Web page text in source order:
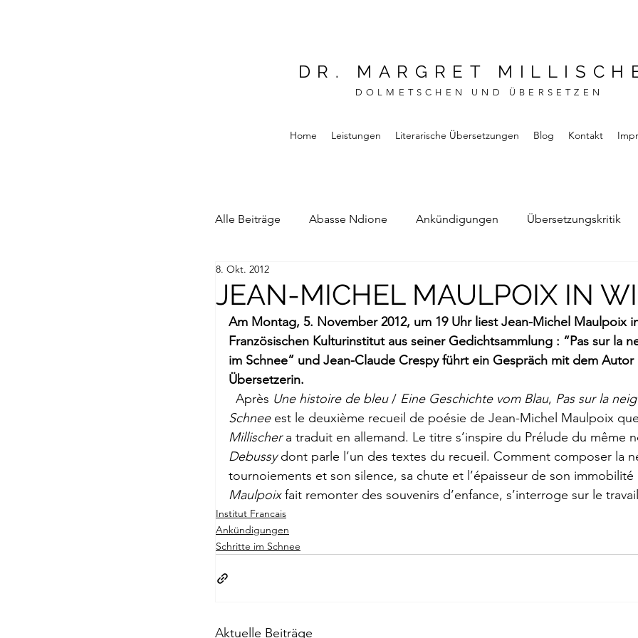
DR. MARGRET
DOLMETSCHEN UND ÜBERSETZEN
Home Leistungen Literarische Übersetzungen Blog Kontakt
Alle Beiträge Abasse Ndione Ankündigungen Übersetzungskritik
Alain Blottiere
Briefe a. j. Marokkaner Die rote Schwalbe Dolmetschen Die
Edition Rugerup
Jean-Michel Maulpoix Jean-Baptiste Para Jean-Paul Alègre
JEAN-MICHEL MAULPOIX IN
8. Okt. 2012
Am Montag, 5. November 2012, um 19 Uhr liest Jean-Michel Maulpoix
Französischen Kulturinstitut aus seiner Gedichtsammlung : “Pas sur la
im Schnee” und Jean-Claude Crespy führt ein Gespräch mit dem
Übersetzerin.
  Après
Une histoire de bleu / Eine Geschichte vom Blau, Pas sur la
Schnee est le deuxième recueil de poésie de Jean-Michel Maulpoix que
Millischer a traduit en allemand. Le titre s’inspire du Prélude du même
Debussy dont parle l’un des textes du recueil. Comment composer la
tournoiements et son silence, sa chute et l’épaisseur de son immobilité
Maulpoix fait remonter des souvenirs d’enfance, s’interroge sur le
Institut Francais
Ankündigungen
Schritte im Schnee
Aktuelle Beiträge